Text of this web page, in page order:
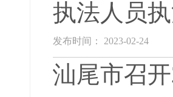
执法人员
发布时间： 2023-02-24
汕尾市召